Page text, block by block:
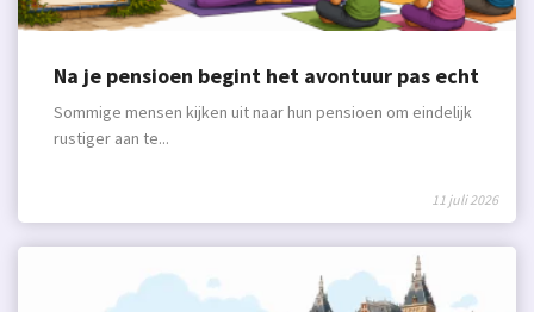
Na je pensioen begint het avontuur pas echt
11 juli 2026
Sommige mensen kijken uit naar hun pensioen om eindelijk
rustiger aan te...